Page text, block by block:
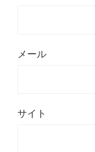
メール
サイト